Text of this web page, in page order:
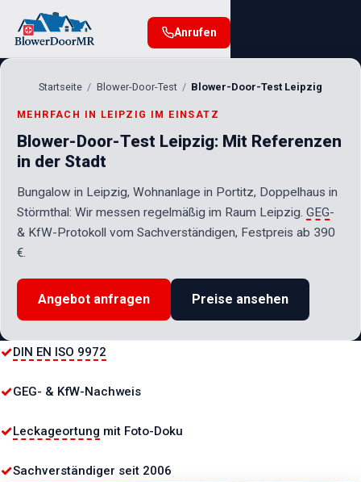
Anrufen
Startseite Blower-Door-Test Blower-Door-Test Leipzig
MEHRFACH IN LEIPZIG IM EINSATZ
Blower-Door-Test Leipzig: Mit Referenzen
in der Stadt
Bungalow in Leipzig, Wohnanlage in Portitz, Doppelhaus in
Störmthal: Wir messen regelmäßig im Raum Leipzig. GEG-
& KfW-Protokoll vom Sachverständigen, Festpreis ab 390
€.
Angebot anfragen Preise ansehen
✓DIN EN ISO 9972
✓GEG- & KfW-Nachweis
✓Leckageortung mit Foto-Doku
✓Sachverständiger seit 2006